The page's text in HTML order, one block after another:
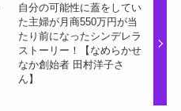
自分の可能性に蓋をしてい
た主婦が月商550万円が当
たり前になったシンデレラ
ストーリー！【なめらかせ
なか創始者 田村洋子さ
ん】